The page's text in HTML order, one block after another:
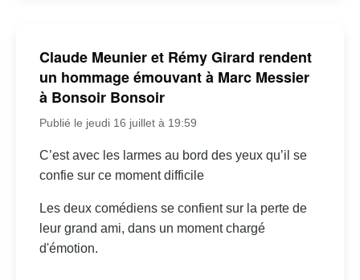
Claude Meunier et Rémy Girard rendent
un hommage émouvant à Marc Messier
à Bonsoir Bonsoir
Publié le jeudi 16 juillet à 19:59
C’est avec les larmes au bord des yeux qu’il se
confie sur ce moment difficile
Les deux comédiens se confient sur la perte de
leur grand ami, dans un moment chargé
d'émotion.